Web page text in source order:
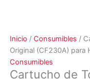
Inicio / Consumibles /
Original (CF230A) para
Consumibles
Cartucho de